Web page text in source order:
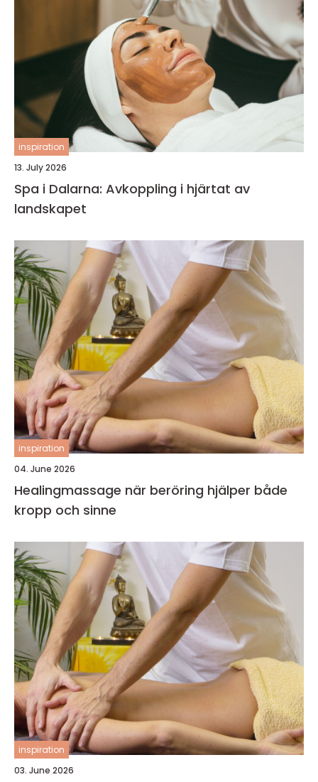
inspiration
13. July 2026
Spa i Dalarna: Avkoppling i hjärtat av
landskapet
inspiration
04. June 2026
Healingmassage när beröring hjälper både
kropp och sinne
inspiration
03. June 2026